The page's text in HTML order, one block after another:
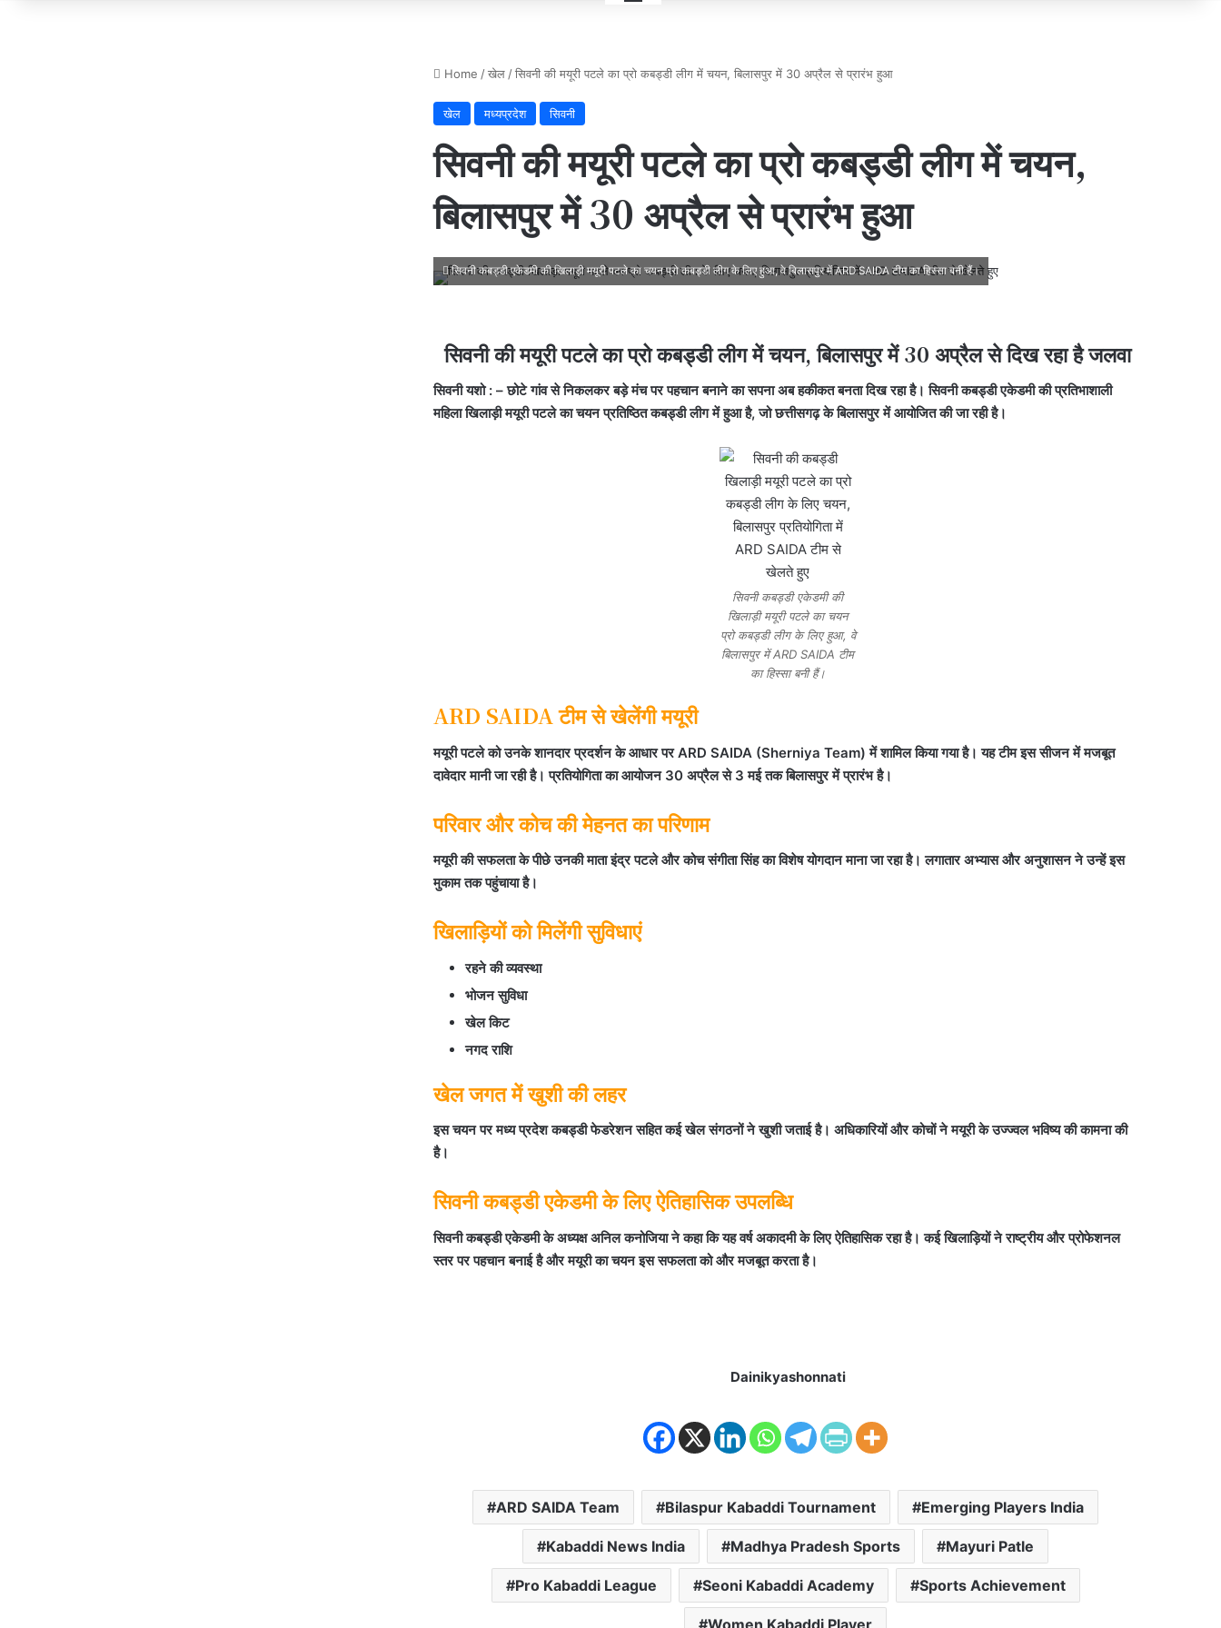
Home /खेल /सिवनी की मयूरी पटले का प्रो कबड्डी लीग में चयन, बिलासपुर में 30 अप्रैल से प्रारंभ हुआ
खेल मध्यप्रदेश सिवनी
सिवनी की मयूरी पटले का प्रो कबड्डी लीग में चयन,
बिलासपुर में 30 अप्रैल से प्रारंभ हुआ
सिवनी कबड्डी एकेडमी की खिलाड़ी मयूरी पटले का चयन प्रो कबड्डी लीग के लिए हुआ, वे बिलासपुर में ARD SAIDA टीम का हिस्सा बनी हैं।
सिवनी की मयूरी पटले का प्रो कबड्डी लीग में चयन, बिलासपुर में 30 अप्रैल से दिख रहा है जलवा
सिवनी यशो : – छोटे गांव से निकलकर बड़े मंच पर पहचान बनाने का सपना अब हकीकत बनता दिख रहा है। सिवनी कबड्डी एकेडमी की प्रतिभाशाली
महिला खिलाड़ी मयूरी पटले का चयन प्रतिष्ठित कबड्डी लीग में हुआ है, जो छत्तीसगढ़ के बिलासपुर में आयोजित की जा रही है।
सिवनी कबड्डी एकेडमी की
खिलाड़ी मयूरी पटले का चयन
प्रो कबड्डी लीग के लिए हुआ, वे
बिलासपुर में ARD SAIDA टीम
का हिस्सा बनी हैं।
ARD SAIDA टीम से खेलेंगी मयूरी
मयूरी पटले को उनके शानदार प्रदर्शन के आधार पर ARD SAIDA (Sherniya Team) में शामिल किया गया है। यह टीम इस सीजन में मजबूत
दावेदार मानी जा रही है। प्रतियोगिता का आयोजन 30 अप्रैल से 3 मई तक बिलासपुर में प्रारंभ है।
परिवार और कोच की मेहनत का परिणाम
मयूरी की सफलता के पीछे उनकी माता इंद्र पटले और कोच संगीता सिंह का विशेष योगदान माना जा रहा है। लगातार अभ्यास और अनुशासन ने उन्हें इस
मुकाम तक पहुंचाया है।
खिलाड़ियों को मिलेंगी सुविधाएं
रहने की व्यवस्था
भोजन सुविधा
खेल किट
नगद राशि
खेल जगत में खुशी की लहर
इस चयन पर मध्य प्रदेश कबड्डी फेडरेशन सहित कई खेल संगठनों ने खुशी जताई है। अधिकारियों और कोचों ने मयूरी के उज्ज्वल भविष्य की कामना की
है।
सिवनी कबड्डी एकेडमी के लिए ऐतिहासिक उपलब्धि
सिवनी कबड्डी एकेडमी के अध्यक्ष अनिल कनोजिया ने कहा कि यह वर्ष अकादमी के लिए ऐतिहासिक रहा है। कई खिलाड़ियों ने राष्ट्रीय और प्रोफेशनल
स्तर पर पहचान बनाई है और मयूरी का चयन इस सफलता को और मजबूत करता है।
Dainikyashonnati
ARD SAIDA Team Bilaspur Kabaddi Tournament Emerging Players India
Kabaddi News India Madhya Pradesh Sports Mayuri Patle
Pro Kabaddi League Seoni Kabaddi Academy Sports Achievement
Women Kabaddi Player